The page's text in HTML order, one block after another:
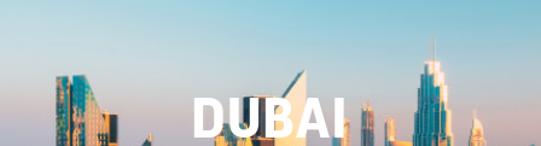
DUBAI